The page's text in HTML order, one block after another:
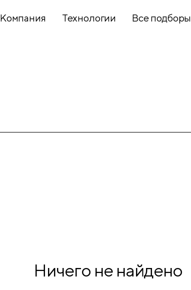
оборудование
Компания Технологии Все подборы
Ничего не найдено